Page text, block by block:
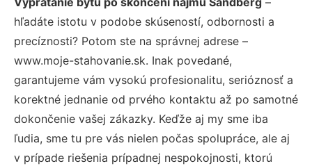
hľadáte istotu v podobe skúseností, odbornosti a
precíznosti? Potom ste na správnej adrese –
www.moje-stahovanie.sk. Inak povedané,
garantujeme vám vysokú profesionalitu, serióznosť a
korektné jednanie od prvého kontaktu až po samotné
dokončenie vašej zákazky. Keďže aj my sme iba
ľudia, sme tu pre vás nielen počas spolupráce, ale aj
v prípade riešenia prípadnej nespokojnosti, ktorú